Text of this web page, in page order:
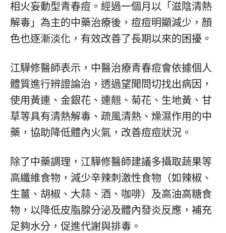
相火妄動型青春痘。經過一個月以「滋陰清熱
解毒」為主的中藥治療後，痘痘明顯減少，顏
色也逐漸淡化，有效改善了長期以來的困擾。
江驊修醫師表示，中醫治療青春痘會依據個人
體質進行辨證論治，透過望聞問切找出病因，
使用黃連、金銀花、連翹、菊花、生地黃、甘
草等具有清熱解毒、疏風清熱、燥濕作用的中
藥，協助降低體內火氣，改善痘痘狀況。
除了中藥調理，江驊修醫師建議多攝取蔬果等
高纖維食物，減少辛辣刺激性食物（如辣椒、
生薑、胡椒、大蒜、酒、咖啡）及高油高糖食
物，以降低皮脂腺分泌及體內發炎反應，補充
足夠水分，促進代謝與排毒。